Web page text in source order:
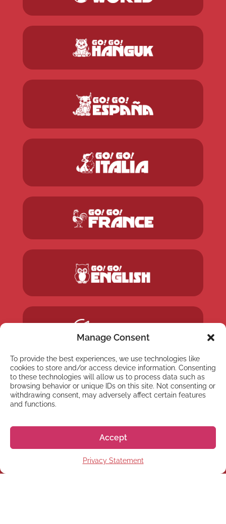
Manage Consent
To provide the best experiences, we use technologies like
cookies to store and/or access device information. Consenting
to these technologies will allow us to process data such as
browsing behavior or unique IDs on this site. Not consenting or
withdrawing consent, may adversely affect certain features
and functions.
Accept
Privacy Statement
NEWSLETTER